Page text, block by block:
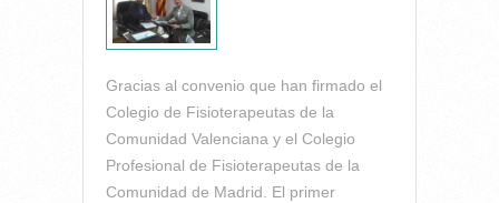
Gracias al convenio que han firmado el
Colegio de Fisioterapeutas de la
Comunidad Valenciana y el Colegio
Profesional de Fisioterapeutas de la
Comunidad de Madrid. El primer